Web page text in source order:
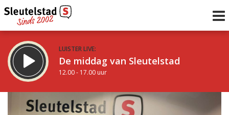
LUISTER LIVE:
De middag van Sleutelstad
12.00 - 17.00 uur
Sleutelstad 30